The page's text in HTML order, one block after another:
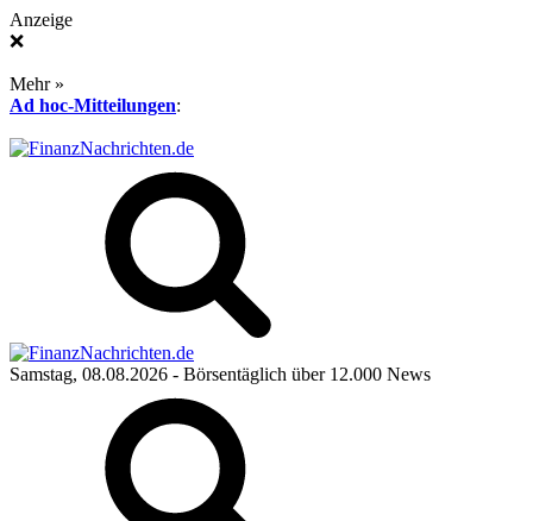
Anzeige
❌
Mehr »
Ad hoc-Mitteilungen:
Samstag, 08.08.2026 - Börsentäglich über 12.000 News